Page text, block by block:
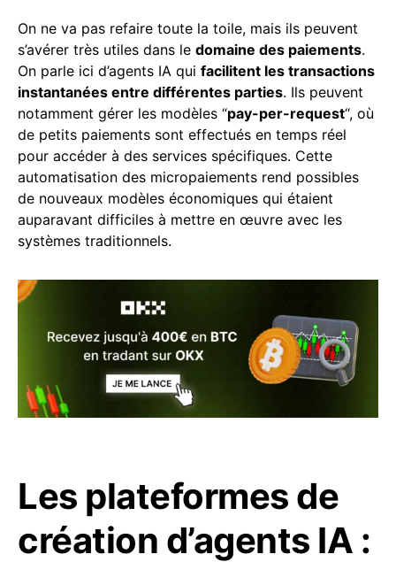
On ne va pas refaire toute la toile, mais ils peuvent
s’avérer très utiles dans le domaine des paiements.
On parle ici d’agents IA qui facilitent les transactions
instantanées entre différentes parties. Ils peuvent
notamment gérer les modèles “pay-per-request“, où
de petits paiements sont effectués en temps réel
pour accéder à des services spécifiques. Cette
automatisation des micropaiements rend possibles
de nouveaux modèles économiques qui étaient
auparavant difficiles à mettre en œuvre avec les
systèmes traditionnels.
Les plateformes de
création d’agents IA :